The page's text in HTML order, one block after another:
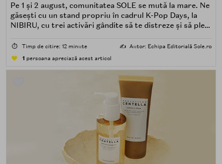
Pe 1 și 2 august, comunitatea SOLE se mută la mare. Ne
găsești cu un stand propriu în cadrul K-Pop Days, la
NIBIRU, cu trei activări gândite să te distreze și să pleci
⏱️ Timp de citire: 12 minute ✍️ Autor: Echipa Editorială Sole.ro
1 persoana apreciază acest articol